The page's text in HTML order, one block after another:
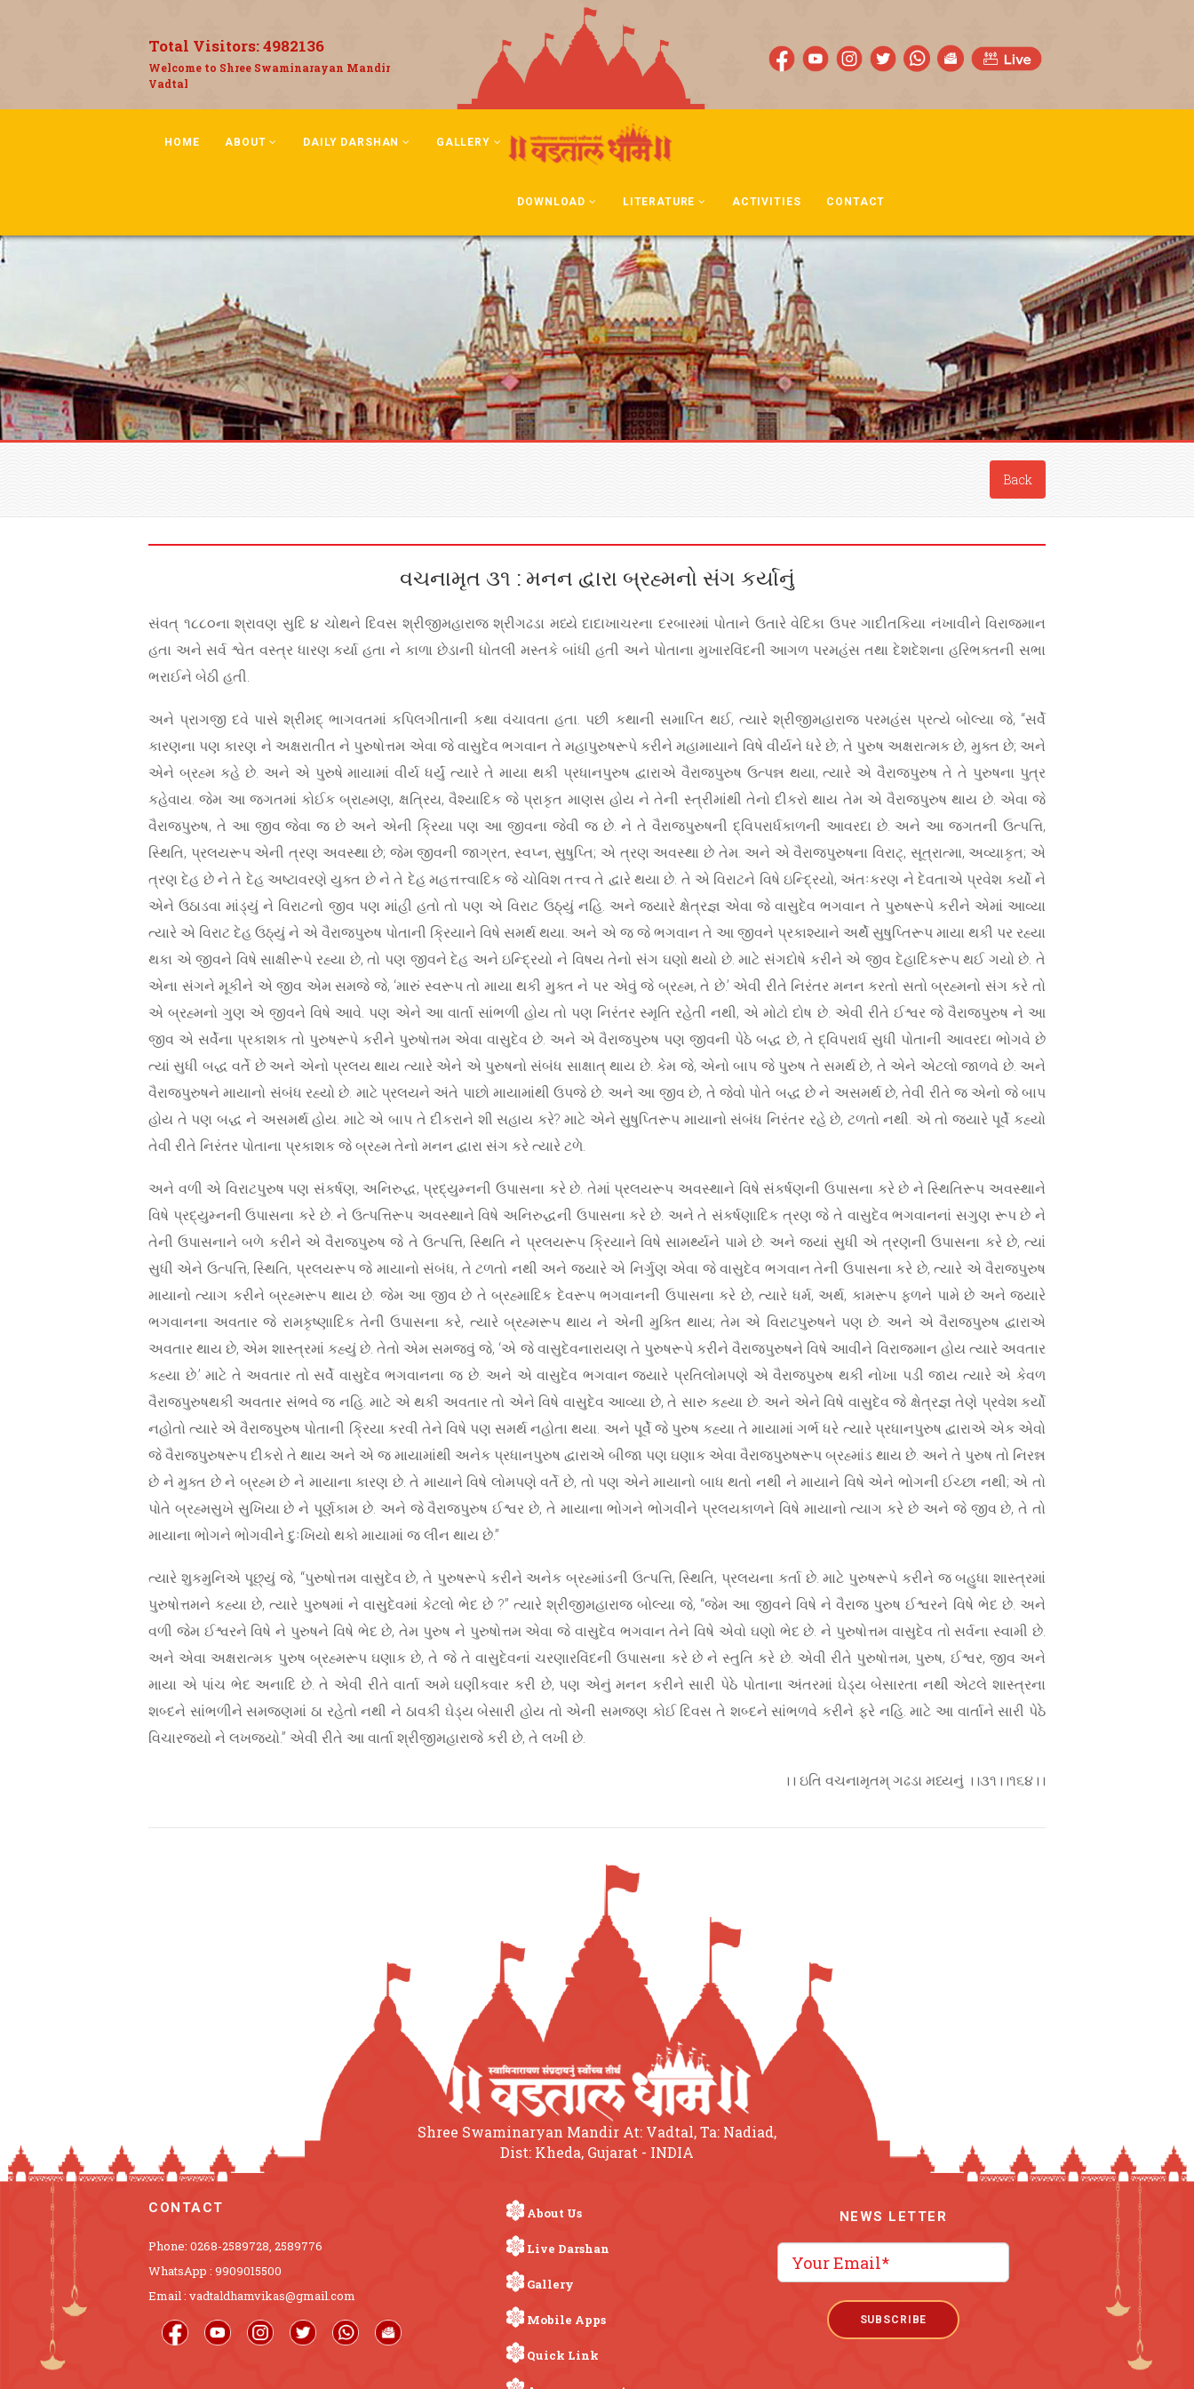
Total Visitors:4982136
Welcome to Shree Swaminarayan Mandir
Vadtal
HOME ABOUT DAILY DARSHAN GALLERY
DOWNLOAD LITERATURE ACTIVITIES CONTACT
Back
વચનામૃત ૩૧ : મનન દ્વારા બ્રહ્મનો સંગ કર્યાનું
સંવત્ ૧૮૮૦ના શ્રાવણ સુદિ ૪ ચોથને દિવસ શ્રીજીમહારાજ શ્રીગઢડા મધ્યે દાદાખાચરના દરબારમાં પોતાને ઉતારે વેદિકા ઉપર ગાદીતકિયા નંખાવીને વિરાજમાન
હતા અને સર્વ શ્વેત વસ્ત્ર ધારણ કર્યા હતા ને કાળા છેડાની ધોતલી મસ્તકે બાંધી હતી અને પોતાના મુખારવિંદની આગળ પરમહંસ તથા દેશદેશના હરિભક્તની સભા
ભરાઈને બેઠી હતી.
અને પ્રાગજી દવે પાસે શ્રીમદ્ ભાગવતમાં કપિલગીતાની કથા વંચાવતા હતા. પછી કથાની સમાપ્તિ થઈ, ત્યારે શ્રીજીમહારાજ પરમહંસ પ્રત્યે બોલ્યા જે, “સર્વે
કારણના પણ કારણ ને અક્ષરાતીત ને પુરુષોત્તમ એવા જે વાસુદેવ ભગવાન તે મહાપુરુષરૂપે કરીને મહામાયાને વિષે વીર્યને ધરે છે; તે પુરુષ અક્ષરાત્મક છે, મુક્ત છે; અને
એને બ્રહ્મ કહે છે. અને એ પુરુષે માયામાં વીર્ય ધર્યું ત્યારે તે માયા થકી પ્રધાનપુરુષ દ્વારાએ વૈરાજપુરુષ ઉત્પન્ન થયા, ત્યારે એ વૈરાજપુરુષ તે તે પુરુષના પુત્ર
કહેવાય. જેમ આ જગતમાં કોઈક બ્રાહ્મણ, ક્ષત્રિય, વૈશ્યાદિક જે પ્રાકૃત માણસ હોય ને તેની સ્ત્રીમાંથી તેનો દીકરો થાય તેમ એ વૈરાજપુરુષ થાય છે. એવા જે
વૈરાજપુરુષ, તે આ જીવ જેવા જ છે અને એની ક્રિયા પણ આ જીવના જેવી જ છે. ને તે વૈરાજપુરુષની દ્વિપરાર્ધકાળની આવરદા છે. અને આ જગતની ઉત્પત્તિ,
સ્થિતિ, પ્રલયરૂપ એની ત્રણ અવસ્થા છે; જેમ જીવની જાગ્રત, સ્વપ્ન, સુષુપ્તિ; એ ત્રણ અવસ્થા છે તેમ. અને એ વૈરાજપુરુષના વિરાટ્, સૂત્રાત્મા, અવ્યાકૃત; એ
ત્રણ દેહ છે ને તે દેહ અષ્ટાવરણે યુક્ત છે ને તે દેહ મહત્તત્ત્વાદિક જે ચોવિશ તત્ત્વ તે દ્વારે થયા છે. તે એ વિરાટને વિષે ઇન્દ્રિયો, અંતઃકરણ ને દેવતાએ પ્રવેશ કર્યો ને
એને ઉઠાડવા માંડ્યું ને વિરાટનો જીવ પણ માંહી હતો તો પણ એ વિરાટ ઉઠ્યું નહિ. અને જ્યારે ક્ષેત્રજ્ઞ એવા જે વાસુદેવ ભગવાન તે પુરુષરૂપે કરીને એમાં આવ્યા
ત્યારે એ વિરાટ દેહ ઉઠ્યું ને એ વૈરાજપુરુષ પોતાની ક્રિયાને વિષે સમર્થ થયા. અને એ જ જે ભગવાન તે આ જીવને પ્રકાશ્યાને અર્થે સુષુપ્તિરૂપ માયા થકી પર રહ્યા
થકા એ જીવને વિષે સાક્ષીરૂપે રહ્યા છે, તો પણ જીવને દેહ અને ઇન્દ્રિયો ને વિષય તેનો સંગ ઘણો થયો છે. માટે સંગદોષે કરીને એ જીવ દેહાદિકરૂપ થઈ ગયો છે. તે
એના સંગને મૂકીને એ જીવ એમ સમજે જે, ‘મારું સ્વરૂપ તો માયા થકી મુક્ત ને પર એવું જે બ્રહ્મ, તે છે.’ એવી રીતે નિરંતર મનન કરતો સતો બ્રહ્મનો સંગ કરે તો
એ બ્રહ્મનો ગુણ એ જીવને વિષે આવે. પણ એને આ વાર્તા સાંભળી હોય તો પણ નિરંતર સ્મૃતિ રહેતી નથી, એ મોટો દોષ છે. એવી રીતે ઈશ્વર જે વૈરાજપુરુષ ને આ
જીવ એ સર્વેના પ્રકાશક તો પુરુષરૂપે કરીને પુરુષોત્તમ એવા વાસુદેવ છે. અને એ વૈરાજપુરુષ પણ જીવની પેઠે બદ્ધ છે, તે દ્વિપરાર્ધ સુધી પોતાની આવરદા ભોગવે છે
ત્યાં સુધી બદ્ધ વર્તે છે અને એનો પ્રલય થાય ત્યારે એને એ પુરુષનો સંબંધ સાક્ષાત્ થાય છે. કેમ જે, એનો બાપ જે પુરુષ તે સમર્થ છે, તે એને એટલો જાળવે છે. અને
વૈરાજપુરુષને માયાનો સંબંધ રહ્યો છે. માટે પ્રલયને અંતે પાછો માયામાંથી ઉપજે છે. અને આ જીવ છે, તે જેવો પોતે બદ્ધ છે ને અસમર્થ છે, તેવી રીતે જ એનો જે બાપ
હોય તે પણ બદ્ધ ને અસમર્થ હોય. માટે એ બાપ તે દીકરાને શી સહાય કરે? માટે એને સુષુપ્તિરૂપ માયાનો સંબંધ નિરંતર રહે છે, ટળતો નથી. એ તો જ્યારે પૂર્વે કહ્યો
તેવી રીતે નિરંતર પોતાના પ્રકાશક જે બ્રહ્મ તેનો મનન દ્વારા સંગ કરે ત્યારે ટળે.
અને વળી એ વિરાટપુરુષ પણ સંકર્ષણ, અનિરુદ્ધ, પ્રદ્યુમ્નની ઉપાસના કરે છે. તેમાં પ્રલયરૂપ અવસ્થાને વિષે સંકર્ષણની ઉપાસના કરે છે ને સ્થિતિરૂપ અવસ્થાને
વિષે પ્રદ્યુમ્નની ઉપાસના કરે છે. ને ઉત્પત્તિરૂપ અવસ્થાને વિષે અનિરુદ્ધની ઉપાસના કરે છે. અને તે સંકર્ષણાદિક ત્રણ જે તે વાસુદેવ ભગવાનનાં સગુણ રૂપ છે ને
તેની ઉપાસનાને બળે કરીને એ વૈરાજપુરુષ જે તે ઉત્પત્તિ, સ્થિતિ ને પ્રલયરૂપ ક્રિયાને વિષે સામર્થ્યને પામે છે. અને જ્યાં સુધી એ ત્રણની ઉપાસના કરે છે, ત્યાં
સુધી એને ઉત્પત્તિ, સ્થિતિ, પ્રલયરૂપ જે માયાનો સંબંધ, તે ટળતો નથી અને જ્યારે એ નિર્ગુણ એવા જે વાસુદેવ ભગવાન તેની ઉપાસના કરે છે, ત્યારે એ વૈરાજપુરુષ
માયાનો ત્યાગ કરીને બ્રહ્મરૂપ થાય છે. જેમ આ જીવ છે તે બ્રહ્માદિક દેવરૂપ ભગવાનની ઉપાસના કરે છે, ત્યારે ધર્મ, અર્થ, કામરૂપ ફળને પામે છે અને જ્યારે
ભગવાનના અવતાર જે રામકૃષ્ણાદિક તેની ઉપાસના કરે, ત્યારે બ્રહ્મરૂપ થાય ને એની મુક્તિ થાય; તેમ એ વિરાટપુરુષને પણ છે. અને એ વૈરાજપુરુષ દ્વારાએ
અવતાર થાય છે, એમ શાસ્ત્રમાં કહ્યું છે. તેતો એમ સમજવું જે, ‘એ જે વાસુદેવનારાયણ તે પુરુષરૂપે કરીને વૈરાજપુરુષને વિષે આવીને વિરાજમાન હોય ત્યારે અવતાર
કહ્યા છે.’ માટે તે અવતાર તો સર્વે વાસુદેવ ભગવાનના જ છે. અને એ વાસુદેવ ભગવાન જ્યારે પ્રતિલોમપણે એ વૈરાજપુરુષ થકી નોખા પડી જાય ત્યારે એ કેવળ
વૈરાજપુરુષથકી અવતાર સંભવે જ નહિ. માટે એ થકી અવતાર તો એને વિષે વાસુદેવ આવ્યા છે, તે સારુ કહ્યા છે. અને એને વિષે વાસુદેવ જે ક્ષેત્રજ્ઞ તેણે પ્રવેશ કર્યો
નહોતો ત્યારે એ વૈરાજપુરુષ પોતાની ક્રિયા કરવી તેને વિષે પણ સમર્થ નહોતા થયા. અને પૂર્વે જે પુરુષ કહ્યા તે માયામાં ગર્ભ ધરે ત્યારે પ્રધાનપુરુષ દ્વારાએ એક એવો
જે વૈરાજપુરુષરૂપ દીકરો તે થાય અને એ જ માયામાંથી અનેક પ્રધાનપુરુષ દ્વારાએ બીજા પણ ઘણાક એવા વૈરાજપુરુષરૂપ બ્રહ્માંડ થાય છે. અને તે પુરુષ તો નિરન્ન
છે ને મુક્ત છે ને બ્રહ્મ છે ને માયાના કારણ છે. તે માયાને વિષે લોમપણે વર્તે છે, તો પણ એને માયાનો બાધ થતો નથી ને માયાને વિષે એને ભોગની ઈચ્છા નથી; એ તો
પોતે બ્રહ્મસુખે સુખિયા છે ને પૂર્ણકામ છે. અને જે વૈરાજપુરુષ ઈશ્વર છે, તે માયાના ભોગને ભોગવીને પ્રલયકાળને વિષે માયાનો ત્યાગ કરે છે અને જે જીવ છે, તે તો
માયાના ભોગને ભોગવીને દુઃખિયો થકો માયામાં જ લીન થાય છે.”
ત્યારે શુકમુનિએ પૂછ્યું જે, “પુરુષોત્તમ વાસુદેવ છે, તે પુરુષરૂપે કરીને અનેક બ્રહ્માંડની ઉત્પત્તિ, સ્થિતિ, પ્રલયના કર્તા છે. માટે પુરુષરૂપે કરીને જ બહુધા શાસ્ત્રમાં
પુરુષોત્તમને કહ્યા છે, ત્યારે પુરુષમાં ને વાસુદેવમાં કેટલો ભેદ છે ?” ત્યારે શ્રીજીમહારાજ બોલ્યા જે, “જેમ આ જીવને વિષે ને વૈરાજ પુરુષ ઈશ્વરને વિષે ભેદ છે. અને
વળી જેમ ઈશ્વરને વિષે ને પુરુષને વિષે ભેદ છે, તેમ પુરુષ ને પુરુષોત્તમ એવા જે વાસુદેવ ભગવાન તેને વિષે એવો ઘણો ભેદ છે. ને પુરુષોત્તમ વાસુદેવ તો સર્વના સ્વામી છે.
અને એવા અક્ષરાત્મક પુરુષ બ્રહ્મરૂપ ઘણાક છે, તે જે તે વાસુદેવનાં ચરણારવિંદની ઉપાસના કરે છે ને સ્તુતિ કરે છે. એવી રીતે પુરુષોત્તમ, પુરુષ, ઈશ્વર, જીવ અને
માયા એ પાંચ ભેદ અનાદિ છે. તે એવી રીતે વાર્તા અમે ઘણીકવાર કરી છે, પણ એનું મનન કરીને સારી પેઠે પોતાના અંતરમાં ઘેડ્ય બેસારતા નથી એટલે શાસ્ત્રના
શબ્દને સાંભળીને સમજણમાં ઠા રહેતો નથી ને ઠાવકી ઘેડ્ય બેસારી હોય તો એની સમજણ કોઈ દિવસ તે શબ્દને સાંભળવે કરીને ફરે નહિ. માટે આ વાર્તાને સારી પેઠે
વિચારજ્યો ને લખજ્યો.” એવી રીતે આ વાર્તા શ્રીજીમહારાજે કરી છે, તે લખી છે.
।। ઇતિ વચનામૃતમ્ ગઢડા મધ્યનું ।।૩૧।।૧૬૪।।
Shree Swaminaryan Mandir At: Vadtal, Ta: Nadiad,
Dist: Kheda, Gujarat - INDIA
CONTACT
Phone: 0268-2589728, 2589776
WhatsApp : 9909015500
Email : vadtaldhamvikas@gmail.com
About Us
Live Darshan
Gallery
Mobile Apps
Quick Link
NEWS LETTER